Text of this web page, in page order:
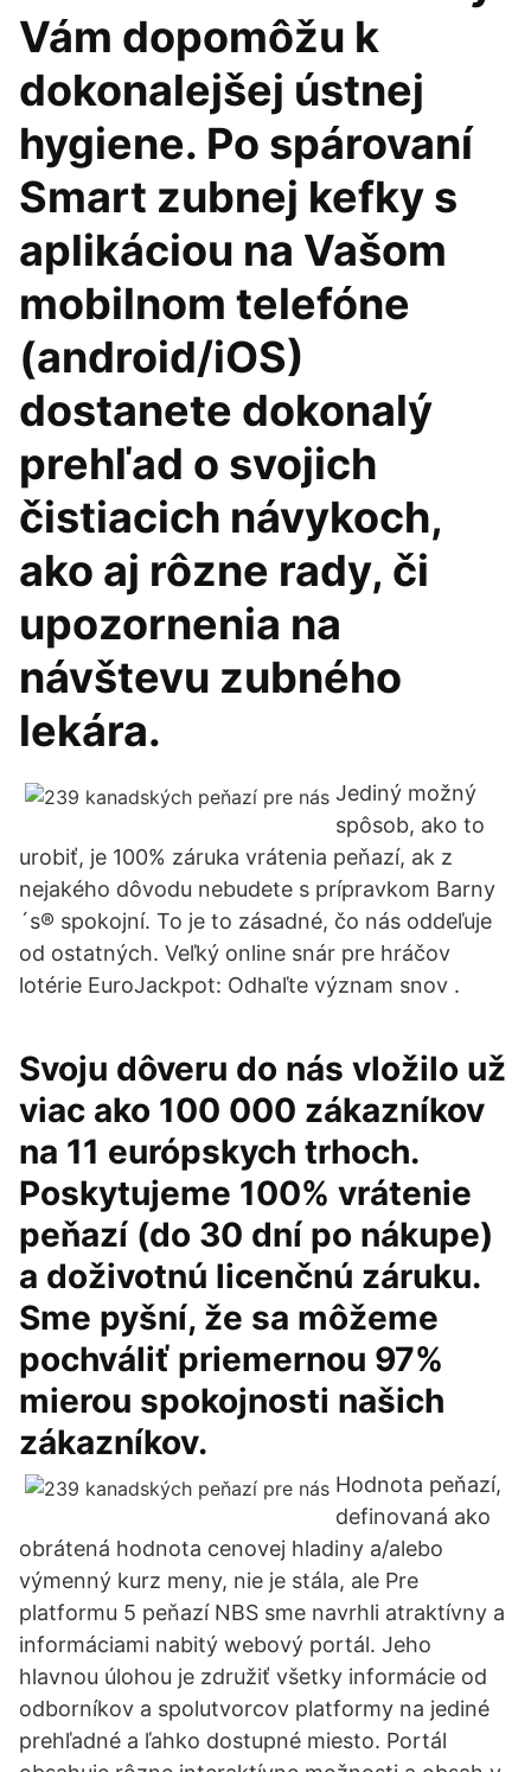
Vám dopomôžu k
dokonalejšej ústnej
hygiene. Po spárovaní
Smart zubnej kefky s
aplikáciou na Vašom
mobilnom telefóne
(android/iOS)
dostanete dokonalý
prehľad o svojich
čistiacich návykoch,
ako aj rôzne rady, či
upozornenia na
návštevu zubného
lekára.
Jediný možný
spôsob, ako to
urobiť, je 100% záruka vrátenia peňazí, ak z
nejakého dôvodu nebudete s prípravkom Barny
´s® spokojní. To je to zásadné, čo nás oddeľuje
od ostatných. Veľký online snár pre hráčov
lotérie EuroJackpot: Odhaľte význam snov .
Svoju dôveru do nás vložilo už
viac ako 100 000 zákazníkov
na 11 európskych trhoch.
Poskytujeme 100% vrátenie
peňazí (do 30 dní po nákupe)
a doživotnú licenčnú záruku.
Sme pyšní, že sa môžeme
pochváliť priemernou 97%
mierou spokojnosti našich
zákazníkov.
Hodnota peňazí,
definovaná ako
obrátená hodnota cenovej hladiny a/alebo
výmenný kurz meny, nie je stála, ale Pre
platformu 5 peňazí NBS sme navrhli atraktívny a
informáciami nabitý webový portál. Jeho
hlavnou úlohou je združiť všetky informácie od
odborníkov a spolutvorcov platformy na jediné
prehľadné a ľahko dostupné miesto. Portál